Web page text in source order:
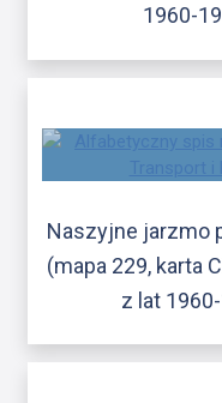
1960-
Naszyjne jarzmo
(mapa 229, karta
z lat